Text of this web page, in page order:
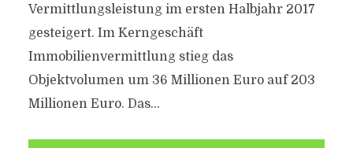
Vermittlungsleistung im ersten Halbjahr 2017
gesteigert. Im Kerngeschäft
Immobilienvermittlung stieg das
Objektvolumen um 36 Millionen Euro auf 203
Millionen Euro. Das...